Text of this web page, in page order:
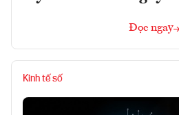
Đọc ngay
Kinh tế số